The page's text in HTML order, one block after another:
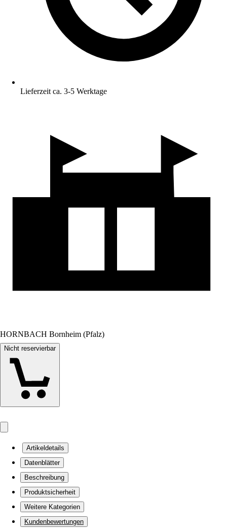
Lieferzeit ca. 3-5 Werktage
HORNBACH Bornheim (Pfalz)
Nicht reservierbar
Artikeldetails
Datenblätter
Beschreibung
Produktsicherheit
Weitere Kategorien
Kundenbewertungen